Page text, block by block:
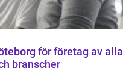
för företag av alla
branscher